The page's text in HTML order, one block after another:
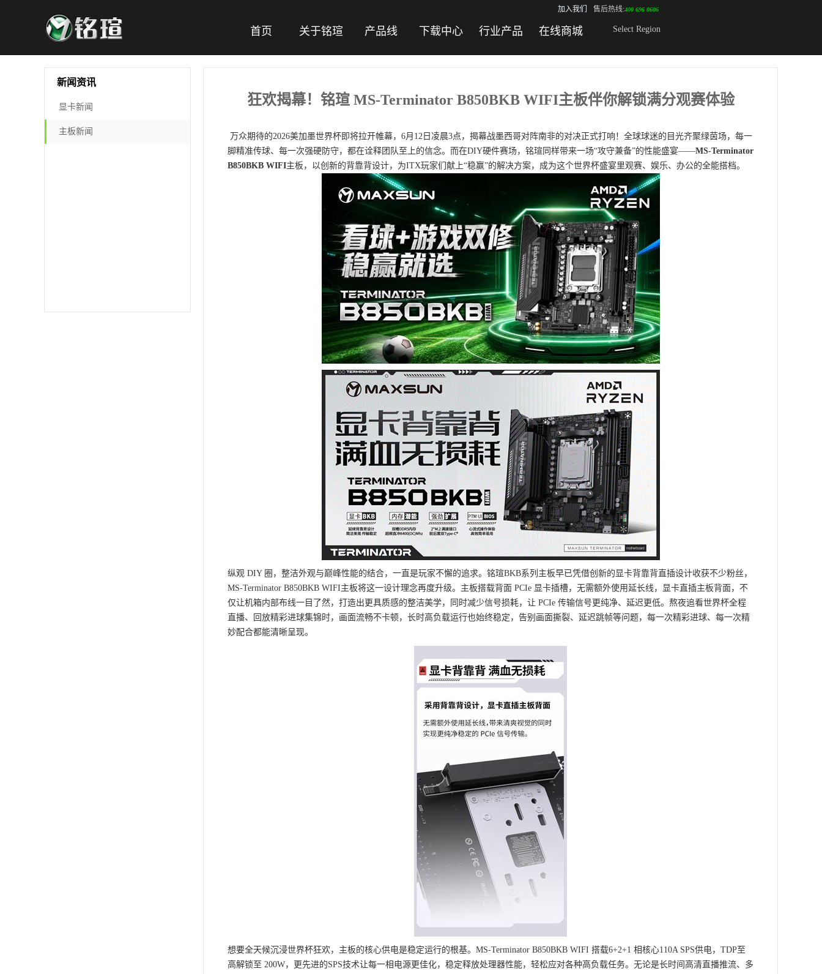
首页 关于铭瑄 产品线 下载中心 行业产品 在线商城 Select Region
加入我们 售后热线:400 696 0606
新闻资讯
显卡新闻
主板新闻
狂欢揭幕！铭瑄 MS-Terminator B850BKB WIFI主板伴你解锁满分观赛体验
万众期待的2026美加墨世界杯即将拉开帷幕，6月12日凌晨3点，揭幕战墨西哥对阵南非的对决正式打响！全球球迷的目光齐聚绿茵场，每一
脚精准传球、每一次强硬防守，都在诠释团队至上的信念。而在DIY硬件赛场，铭瑄同样带来一场“攻守兼备”的性能盛宴——MS-Terminator
B850BKB WIFI主板，以创新的背靠背设计，为ITX玩家们献上“稳赢”的解决方案，成为这个世界杯盛宴里观赛、娱乐、办公的全能搭档。
纵观 DIY 圈，整洁外观与巅峰性能的结合，一直是玩家不懈的追求。铭瑄BKB系列主板早已凭借创新的显卡背靠背直插设计收获不少粉丝，
MS-Terminator B850BKB WIFI主板将这一设计理念再度升级。主板搭载背面 PCIe 显卡插槽，无需额外使用延长线，显卡直插主板背面，不
仅让机箱内部布线一目了然，打造出更具质感的整洁美学，同时减少信号损耗，让 PCIe 传输信号更纯净、延迟更低。熬夜追看世界杯全程
直播、回放精彩进球集锦时，画面流畅不卡顿，长时高负载运行也始终稳定，告别画面撕裂、延迟跳帧等问题，每一次精彩进球、每一次精
妙配合都能清晰呈现。
想要全天候沉浸世界杯狂欢，主板的核心供电是稳定运行的根基。MS-Terminator B850BKB WIFI 搭载6+2+1 相核心110A SPS供电，TDP至
高解锁至 200W，更先进的SPS技术让每一相电源更佳化，稳定释放处理器性能，轻松应对各种高负载任务。无论是长时间高清直播推流、多